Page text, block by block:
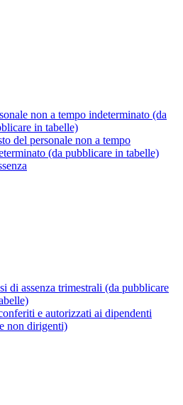
non a tempo indeterminato (da
in tabelle)
del personale non a tempo
(da pubblicare in tabelle)
di assenza trimestrali (da pubblicare
e autorizzati ai dipendenti
non dirigenti)